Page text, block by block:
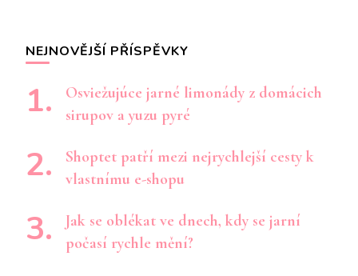
NEJNOVĚJŠÍ PŘÍSPĚVKY
Osviežujúce jarné limonády z domácich
sirupov a yuzu pyré
Shoptet patří mezi nejrychlejší cesty k
vlastnímu e-shopu
Jak se oblékat ve dnech, kdy se jarní
počasí rychle mění?